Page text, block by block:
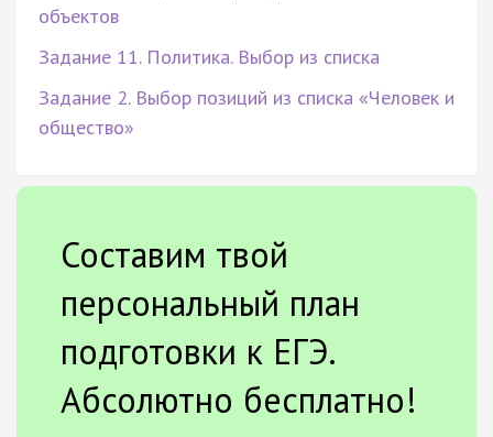
объектов
Задание 11. Политика. Выбор из списка
Задание 2. Выбор позиций из списка «Человек и
общество»
Составим твой
персональный план
подготовки к ЕГЭ.
Абсолютно бесплатно!